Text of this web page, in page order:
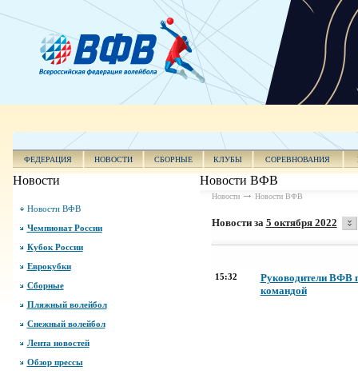
ФЕДЕРАЦИЯ НОВОСТИ СБОРНЫЕ КЛУБЫ СОРЕВНОВАНИЯ
Новости
Новости ВФВ
Чемпионат России
Кубок России
Еврокубки
Сборные
Пляжный волейбол
Снежный волейбол
Лента новостей
Обзор прессы
Новости ВФВ
Новости Новости ВФВ
Новости за 5 октября 2022
15:32
Руководители ВФВ
командой